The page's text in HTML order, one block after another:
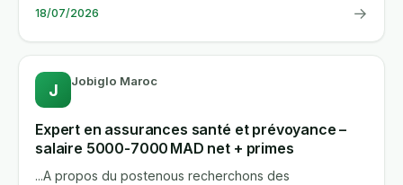
18/07/2026 →
J Jobiglo Maroc
Expert en assurances santé et prévoyance –
salaire 5000‑7000 MAD net + primes
...A propos du postenous recherchons des